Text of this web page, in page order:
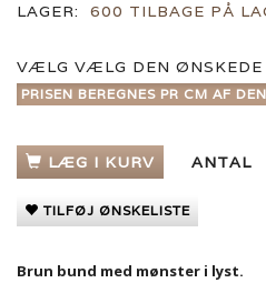
LAGER:
600 TILBAGE PÅ
VÆLG VÆLG DEN
PRISEN BEREGNES PR CM AF
LÆG I KURV ANTAL
TILFØJ ØNSKELISTE
Brun bund med mønster i lyst.